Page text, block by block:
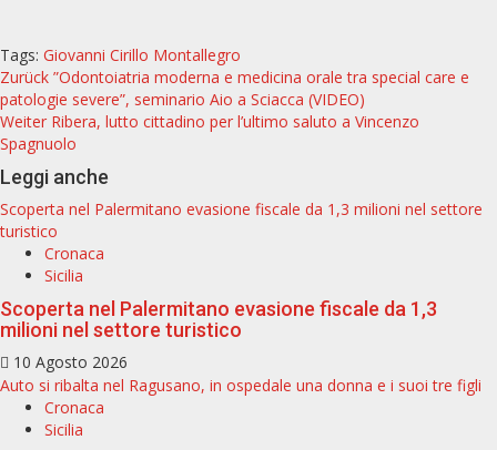
Tags: Giovanni Cirillo Montallegro
Beitragsnavigation
Zurück ”Odontoiatria moderna e medicina orale tra special care e
patologie severe”, seminario Aio a Sciacca (VIDEO)
Weiter Ribera, lutto cittadino per l’ultimo saluto a Vincenzo
Spagnuolo
Leggi anche
Scoperta nel Palermitano evasione fiscale da 1,3 milioni nel settore
turistico
Cronaca
Sicilia
Scoperta nel Palermitano evasione fiscale da 1,3
milioni nel settore turistico
10 Agosto 2026
Auto si ribalta nel Ragusano, in ospedale una donna e i suoi tre figli
Cronaca
Sicilia